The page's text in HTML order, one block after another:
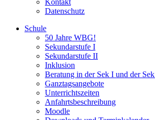
Kontakt
Datenschutz
Schule
50 Jahre WBG!
Sekundarstufe I
Sekundarstufe II
Inklusion
Beratung in der Sek I und der
Ganztagsangebote
Unterrichtszeiten
Anfahrtsbeschreibung
Moodle